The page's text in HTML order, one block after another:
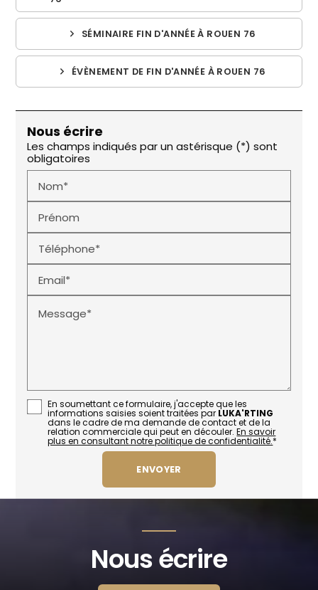
SÉMINAIRE FIN D'ANNÉE À ROUEN 76
ÉVÈNEMENT DE FIN D'ANNÉE À ROUEN 76
Nous écrire
Les champs indiqués par un astérisque (*) sont
obligatoires
Nom*
Prénom
Téléphone*
Email*
Message*
En soumettant ce formulaire, j'accepte que les
informations saisies soient traitées par LUKA'RTING
dans le cadre de ma demande de contact et de la
relation commerciale qui peut en découler.En savoir
plus en consultant notre politique de confidentialité.*
Nous écrire